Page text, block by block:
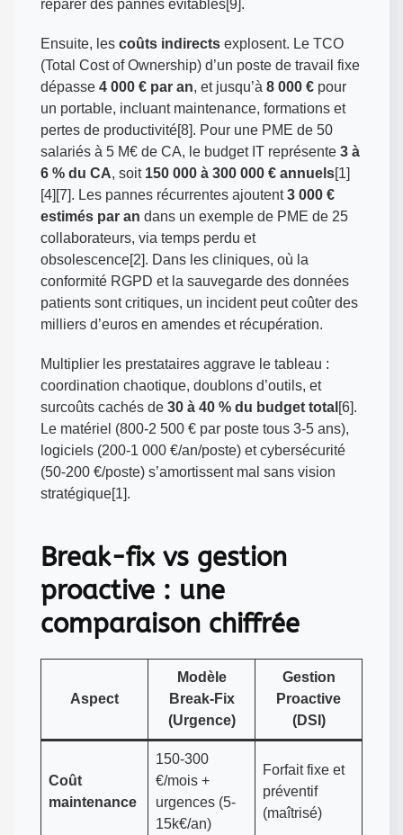
réparer des pannes évitables[9].
Ensuite, les coûts indirects explosent. Le TCO
(Total Cost of Ownership) d’un poste de travail fixe
dépasse 4 000 € par an, et jusqu’à 8 000 € pour
un portable, incluant maintenance, formations et
pertes de productivité[8]. Pour une PME de 50
salariés à 5 M€ de CA, le budget IT représente 3 à
6 % du CA, soit 150 000 à 300 000 € annuels[1]
[4][7]. Les pannes récurrentes ajoutent3 000 €
estimés par an dans un exemple de PME de 25
collaborateurs, via temps perdu et
obsolescence[2]. Dans les cliniques, où la
conformité RGPD et la sauvegarde des données
patients sont critiques, un incident peut coûter des
milliers d’euros en amendes et récupération.
Multiplier les prestataires aggrave le tableau :
coordination chaotique, doublons d’outils, et
surcoûts cachés de 30 à 40 % du budget total [6].
Le matériel (800-2 500 € par poste tous 3-5 ans),
logiciels (200-1 000 €/an/poste) et cybersécurité
(50-200 €/poste) s’amortissent mal sans vision
stratégique[1].
Break-fix vs gestion
proactive : une
comparaison chiffrée
Aspect
Modèle
Break-Fix
(Urgence)
Gestion
Proactive
(DSI)
Coût
maintenance
150-300
€/mois +
urgences (5-
15k€/an)
Forfait fixe et
préventif
(maîtrisé)